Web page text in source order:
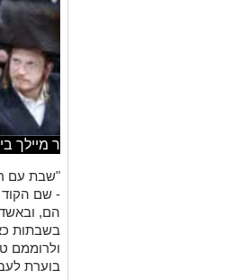
ר מיילך
"שבת עם
- שם הקוד
הם,
בשבתות
ולרוממם
בוערת